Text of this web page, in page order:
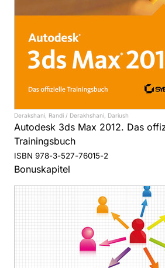
Derakshani, Randi / Derakhshani, Dariush
Autodesk 3ds Max 2012. Das
Trainingsbuch
ISBN 978-3-527-76015-2
Bonuskapitel